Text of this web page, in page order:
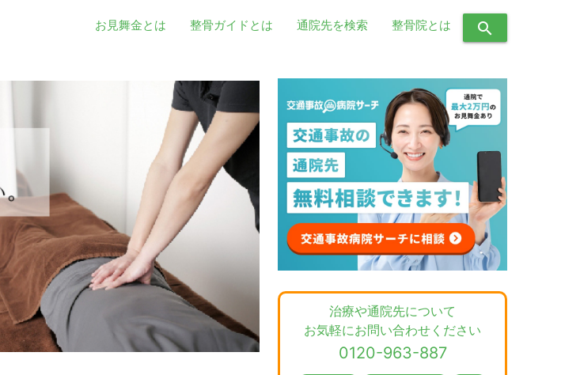
お見舞金とは 整骨ガイドとは 通院先を検索 整骨院とは search
治療や通院先について
お気軽にお問い合わせください
0120-963-887